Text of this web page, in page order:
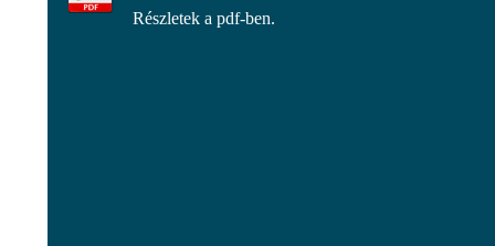
Részletek a pdf-ben.